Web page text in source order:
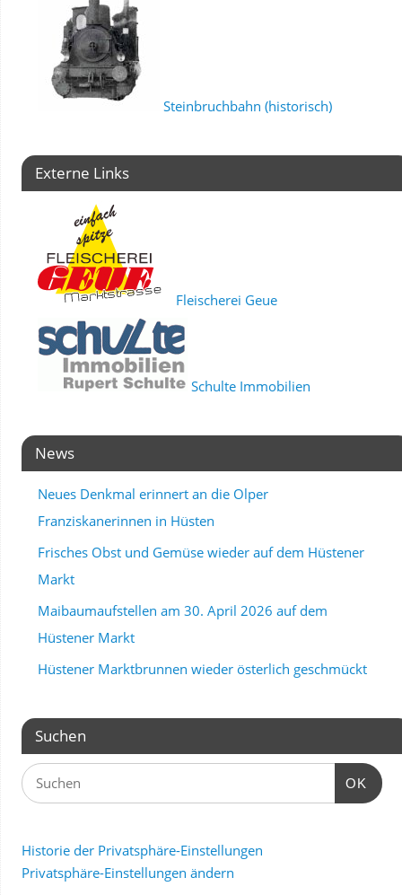
Steinbruchbahn (historisch)
Externe Links
Fleischerei Geue
Schulte Immobilien
News
Neues Denkmal erinnert an die Olper
Franziskanerinnen in Hüsten
Frisches Obst und Gemüse wieder auf dem Hüstener
Markt
Maibaumaufstellen am 30. April 2026 auf dem
Hüstener Markt
Hüstener Marktbrunnen wieder österlich geschmückt
Suchen
OK
Historie der Privatsphäre-Einstellungen
Privatsphäre-Einstellungen ändern